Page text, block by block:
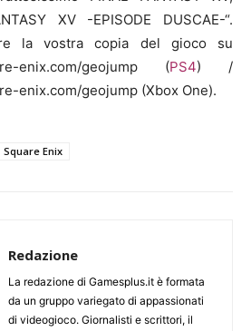
XV -EPISODE DUSCAE-“.
la vostra copia del gioco su
enix.com/geojump (PS4) /
enix.com/geojump (Xbox One).
Square Enix
Redazione
La redazione di Gamesplus.it è formata
da un gruppo variegato di appassionati
di videogioco. Giornalisti e scrittori, il